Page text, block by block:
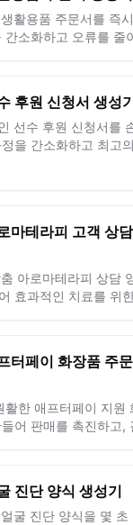
활용품 주문서를 즉
소화하고 오류를 줄
후원 신청서 생성
선수 후원 신청서를
을 간소화하고 최고
마테라피 고객 상
아로마테라피 상담
효과적인 치료를 위
터페이 화장품 주
활한 애프터페이 지원
어 판매를 촉진하고,
진단 양식 생성기
굴 진단 양식을 몇 초